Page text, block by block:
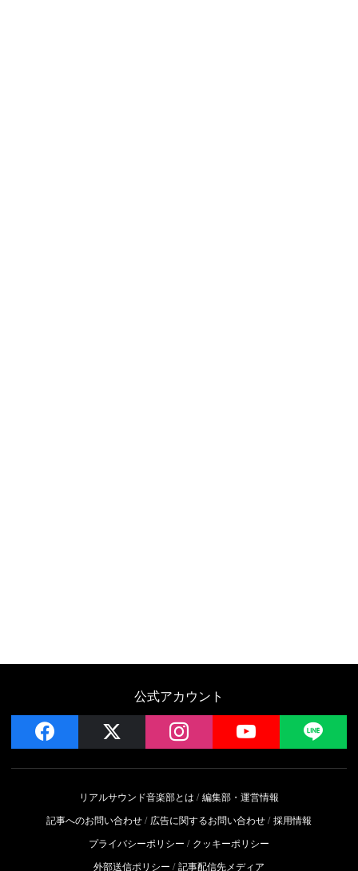
公式アカウント
facebook instagram YouTube
リアルサウンド音楽部とは
編集部・運営情報
記事へのお問い合わせ
広告に関するお問い合わせ 採用情報
プライバシーポリシー
クッキーポリシー
外部送信ポリシー
記事配信先メディア